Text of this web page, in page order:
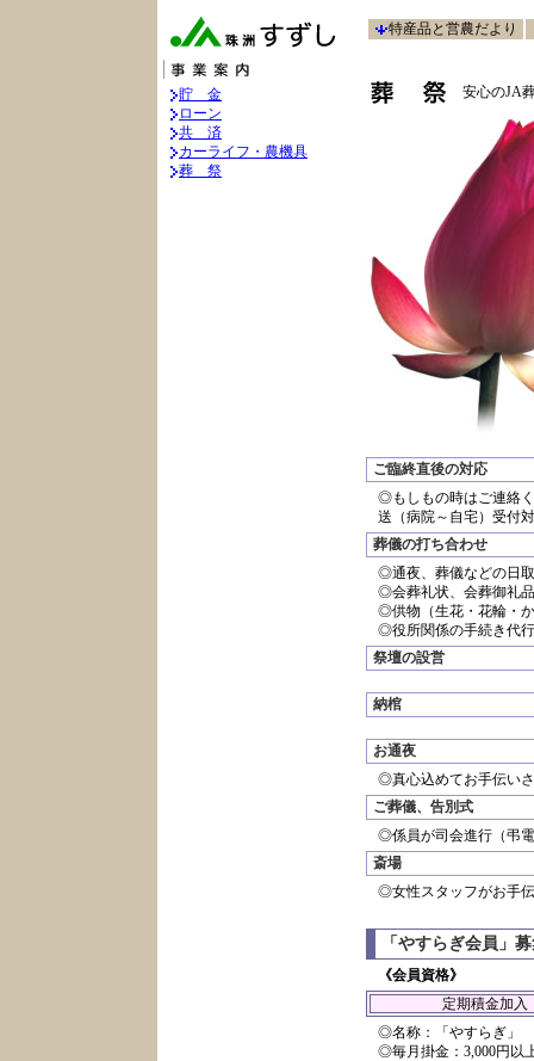
特産品と営農だより
貯 金
ローン
共 済
カーライフ・農機具
葬 祭
安心のJA
ご臨終直後の対応
◎もしもの時はご連絡
送（病院～自宅）受付
葬儀の打ち合わせ
◎通夜、葬儀などの日
◎会葬礼状、会葬御礼
◎供物（生花・花輪・
◎役所関係の手続き代行
祭壇の設営
納棺
お通夜
◎真心込めてお手伝い
ご葬儀、告別式
◎係員が司会進行（弔
斎場
◎女性スタッフがお手
「やすらぎ会員」
《会員資格》
定期積金加入
◎名称：「やすらぎ」
◎毎月掛金：3,000円以